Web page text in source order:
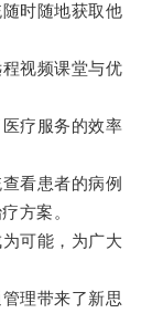
时随地获取他
视频课堂与优
疗服务的效率
看患者的病例
方案。
可能，为广大
理带来了新思